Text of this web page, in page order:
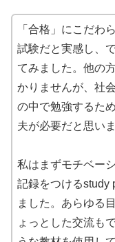
「合格」にこだわ
試験だと実感し、
てみました。他の
かりませんが、社
の中で勉強するた
夫が必要だと思いま
私はまずモチベー
記録をつけるstudy
ました。あらゆる
ょっとした交流も